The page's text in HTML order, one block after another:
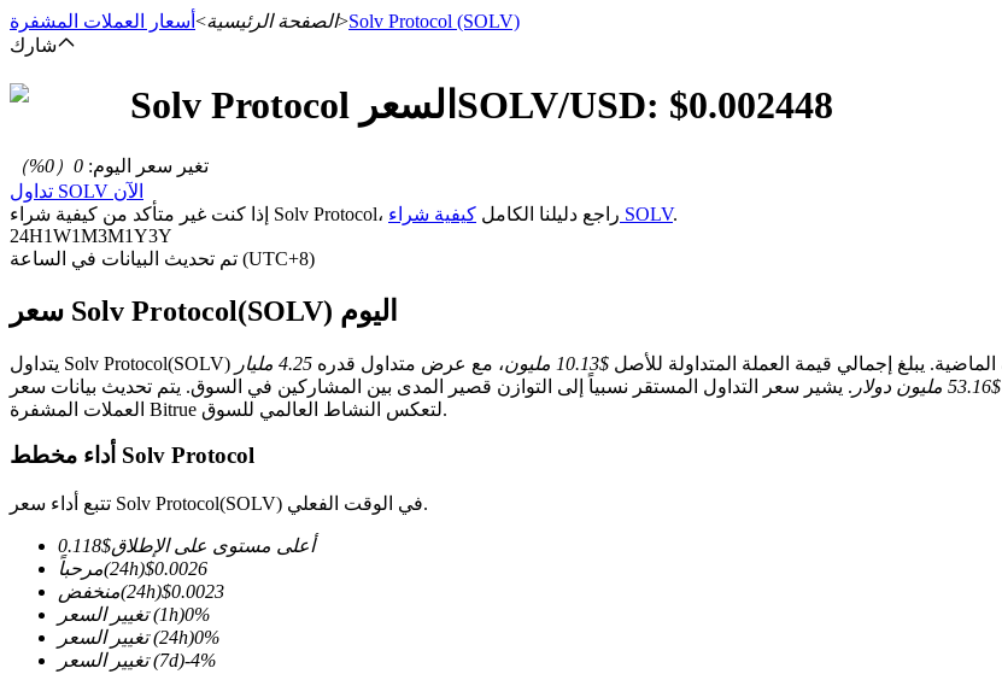
العقود الآجلة USDT
العقود الآجلة باستخدام USDT كضمان
العقود الآجلة لـ COIN-M
الصفحة الرئيسية> أسعار العملات المشفرة >Solv Protocol (SOLV)
شارك
Solv Protocol السعر SOLV/USD: $0.002448
تغير سعر اليوم:
0
（
0
%）
تداول SOLV الآن
إذا كنت غير متأكد من كيفية شراء Solv Protocol، راجع دليلنا الكامل كيفية شراء SOLV.
24H1W1M3M1Y3Y
تم تحديث البيانات في الساعة (UTC+8)
سعر Solv Protocol(SOLV) اليوم
$10.13 مليون ، مع عرض متداول قدره
$53.16 مليون دولار
. يشير سعر التداول المستقر نسبياً إلى التوازن قصير المدى بين المشاركين في السوق. يتم تحديث بيانات سعر SOLV في الوقت الفعلي على منصة تداول
العملات المشفرة Bitrue لتعكس النشاط العالمي للسوق.
أداء مخطط Solv Protocol
تتبع أداء سعر Solv Protocol(SOLV) في الوقت الفعلي.
أعلى مستوى على الإطلاق$
0.118
مرحباً
(24h)$0.0026
منخفض
(24h)$0.0023
تغيير السعر
(1h)0%
تغيير السعر
(24h)0%
تغيير السعر
(7d)-4%